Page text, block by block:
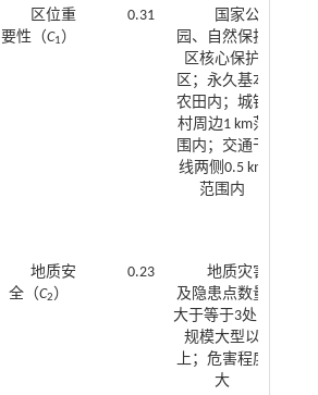
区位重
要性（C1）
0.31
国家公
园、自然保护
区核心保护
区；永久基本
农田内；城镇
村周边1 km范
围内；交通干
线两侧0.5 km
范围内
地质安
全（C2）
0.23
地质灾害
及隐患点数量
大于等于3处；
规模大型以
上；危害程度
大